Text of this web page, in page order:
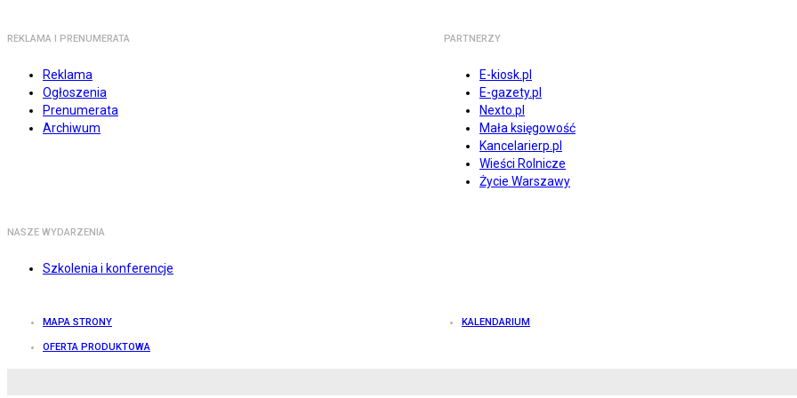
REKLAMA I PRENUMERATA
Reklama
Ogłoszenia
Prenumerata
Archiwum
PARTNERZY
E-kiosk.pl
E-gazety.pl
Nexto.pl
Mała księgowość
Kancelarierp.pl
Wieści Rolnicze
Życie Warszawy
NASZE WYDARZENIA
Szkolenia i konferencje
MAPA STRONY KALENDARIUM
OFERTA PRODUKTOWA